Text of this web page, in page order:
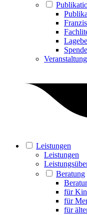
Leistungen
Leistungen
Beratung
für
für
für